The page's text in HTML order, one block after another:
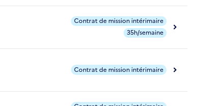
Contrat de mission intérimaire
35h/semaine
Contrat de mission intérimaire